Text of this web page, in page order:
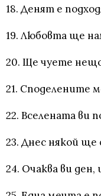
18. Денят е
19. Любовта ще
20. Ще чуете
21. Споделените
22. Вселената ви
23. Днес някой
24. Очаква ви